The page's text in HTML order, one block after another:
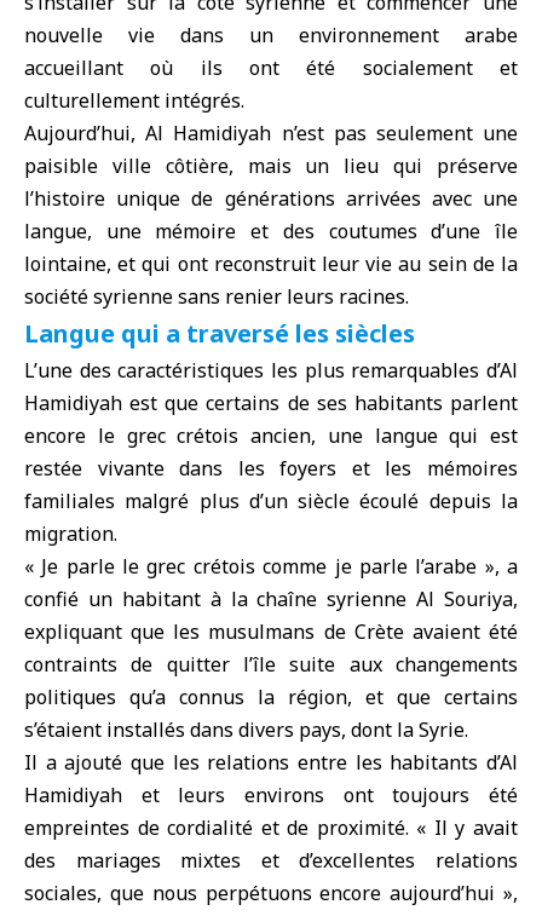
nouvelle vie dans un environnement arabe
accueillant où ils ont été socialement et
culturellement intégrés.
Aujourd’hui, Al Hamidiyah n’est pas seulement une
paisible ville côtière, mais un lieu qui préserve
l’histoire unique de générations arrivées avec une
langue, une mémoire et des coutumes d’une île
lointaine, et qui ont reconstruit leur vie au sein de la
société syrienne sans renier leurs racines.
Langue qui a traversé les siècles
L’une des caractéristiques les plus remarquables d’Al
Hamidiyah est que certains de ses habitants parlent
encore le grec crétois ancien, une langue qui est
restée vivante dans les foyers et les mémoires
familiales malgré plus d’un siècle écoulé depuis la
migration.
« Je parle le grec crétois comme je parle l’arabe », a
confié un habitant à la chaîne syrienne Al Souriya,
expliquant que les musulmans de Crète avaient été
contraints de quitter l’île suite aux changements
politiques qu’a connus la région, et que certains
s’étaient installés dans divers pays, dont la Syrie.
Il a ajouté que les relations entre les habitants d’Al
Hamidiyah et leurs environs ont toujours été
empreintes de cordialité et de proximité. « Il y avait
des mariages mixtes et d’excellentes relations
sociales, que nous perpétuons encore aujourd’hui »,